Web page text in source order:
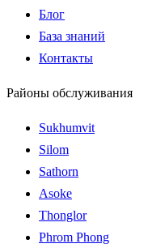
Блог
База знаний
Контакты
Районы обслуживания
Sukhumvit
Silom
Sathorn
Asoke
Thonglor
Phrom Phong